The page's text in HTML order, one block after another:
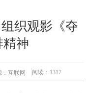
织观影《夺
精神
：互联网 阅读：1317